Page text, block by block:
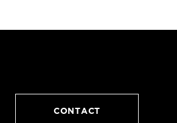
CONTACT